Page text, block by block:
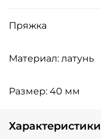
Пряжка
Материал: латунь
Размер: 40 мм
Характеристики